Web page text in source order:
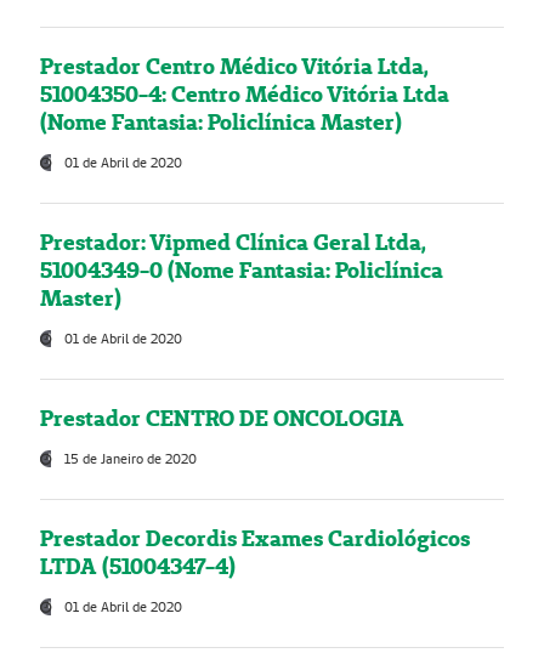
Prestador Centro Médico Vitória Ltda,
51004350-4: Centro Médico Vitória Ltda
(Nome Fantasia: Policlínica Master)
01 de Abril de 2020
Prestador: Vipmed Clínica Geral Ltda,
51004349-0 (Nome Fantasia: Policlínica
Master)
01 de Abril de 2020
Prestador CENTRO DE ONCOLOGIA
15 de Janeiro de 2020
Prestador Decordis Exames Cardiológicos
LTDA (51004347-4)
01 de Abril de 2020